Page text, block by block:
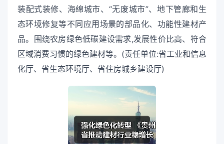
装配式装修、海绵城市、“无废城市”、地下管廊和生
态环境修复等不同应用场景的部品化、功能性建材产
品。围绕农房绿色低碳建设需求,发展性价比高、符合
区域消费习惯的绿色建材等。(责任单位:省工业和信息
化厅、省生态环境厅、省住房城乡建设厅)